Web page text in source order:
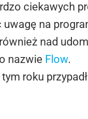
ciekawych
na
nad
nazwie Flow.
roku